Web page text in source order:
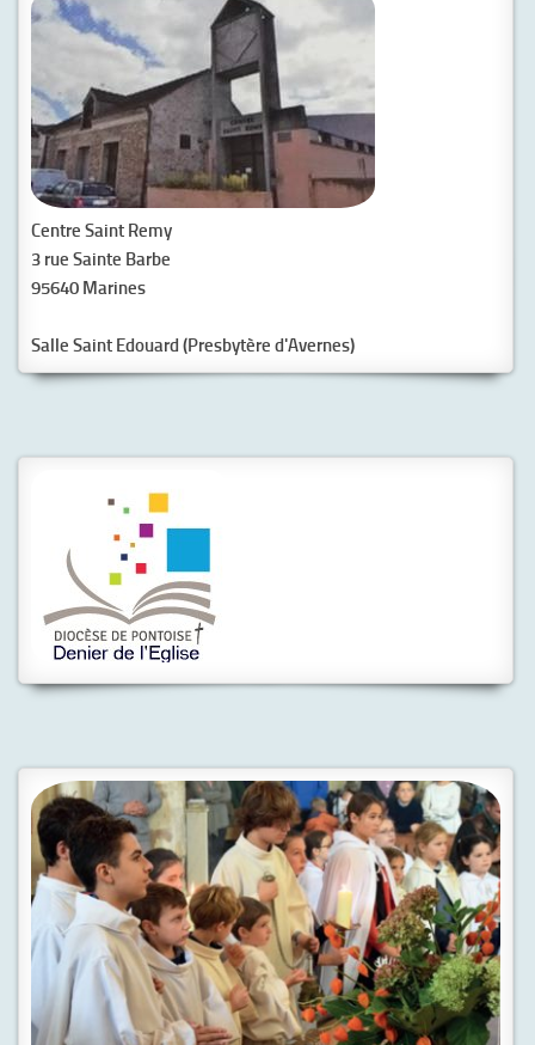
Centre Saint Remy
3 rue Sainte Barbe
95640 Marines
Salle Saint Edouard (Presbytère d'Avernes)